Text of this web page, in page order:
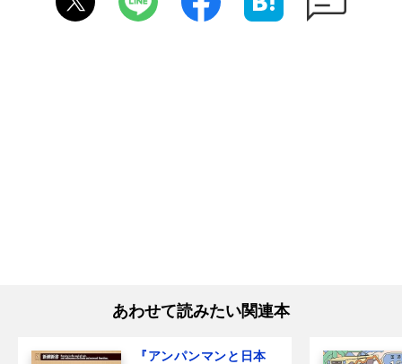
あわせて読みたい関連本
『アンパンマンと日本